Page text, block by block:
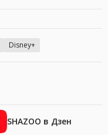
Disney+
SHAZOO в Дзен